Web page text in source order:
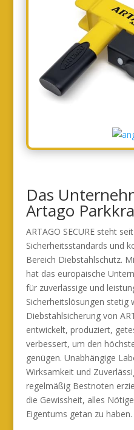
Das
Artago
ARTAGO SECURE steht
Sicherheitsstandards und
Bereich Diebstahlschutz.
hat das europäische
für zuverlässige und
Sicherheitslösungen stetig
Diebstahlsicherung von
entwickelt, produziert,
verbessert, um den
genügen. Unabhängige
Wirksamkeit und
regelmäßig Bestnoten
die Gewissheit, alles
Eigentums getan zu haben.